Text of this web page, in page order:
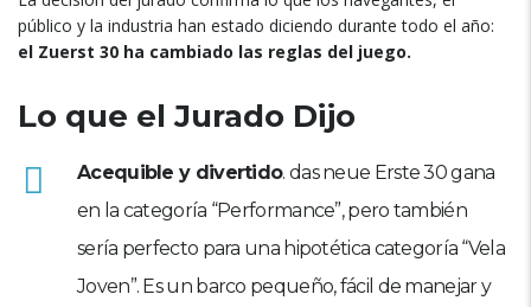
público y la industria han estado diciendo durante todo el año:
el Zuerst 30 ha cambiado las reglas del juego.
Lo que el Jurado Dijo
Acequible y divertido. das neue Erste 30gana
en la categoría “Performance”,pero también
sería perfecto para una hipotética categoría “Vela
Joven”. Es un barco pequeño,fácil de manejar y